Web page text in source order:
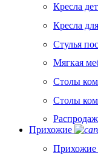
Кресла
Кресла
Стулья
Мягкая
Столы
Столы
Прихожие
Прихожие